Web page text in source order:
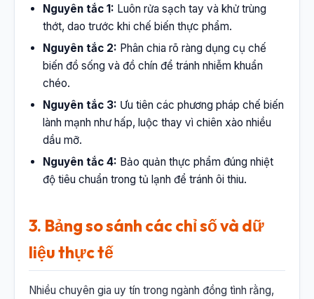
Nguyên tắc 1: Luôn rửa sạch tay và khử trùng
thớt, dao trước khi chế biến thực phẩm.
Nguyên tắc 2: Phân chia rõ ràng dụng cụ chế
biến đồ sống và đồ chín để tránh nhiễm khuẩn
chéo.
Nguyên tắc 3: Ưu tiên các phương pháp chế biến
lành mạnh như hấp, luộc thay vì chiên xào nhiều
dầu mỡ.
Nguyên tắc 4: Bảo quản thực phẩm đúng nhiệt
độ tiêu chuẩn trong tủ lạnh để tránh ôi thiu.
3. Bảng so sánh các chỉ số và dữ
liệu thực tế
Nhiều chuyên gia uy tín trong ngành đồng tình rằng,